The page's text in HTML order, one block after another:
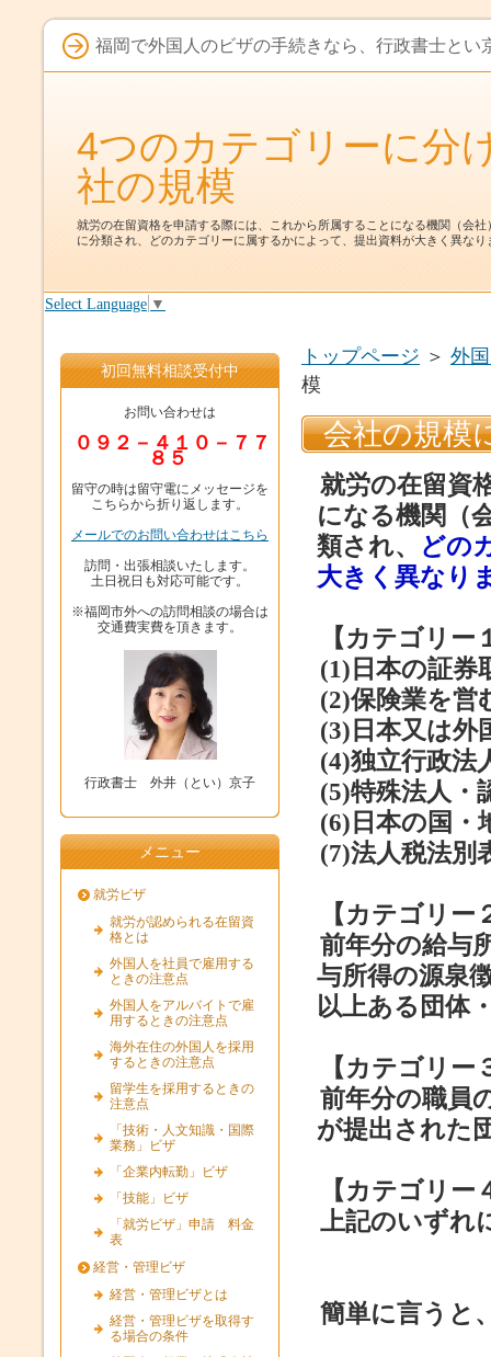
福岡で外国人のビザの手続きなら、行政書士
4つのカテゴリーに分
社の規模
就労の在留資格を申請する際には、これから所属することになる機関（会
に分類され、どのカテゴリーに属するかによって、提出資料が大きく異なり
Select Language ▼
トップページ ＞ 外
模
会社の規模
就労の在留資
になる機関（
類され、
どの
大きく異なり
【カテゴリー
(1)日本の証券
(2)保険業を営
(3)日本又は外
(4)独立行政法
(5)特殊法人・
(6)日本の国・
(7)法人税法別
【カテゴリー
前年分の給与
与所得の源泉
以上ある団体
【カテゴリー
前年分の職員
が提出された
【カテゴリー
上記のいずれ
簡単に言うと
初回無料相談受付中
お問い合わせは
０９２－４１０－７７
８５
留守の時は留守電にメッセージを
こちらから折り返します。
メールでのお問い合わせはこちら
訪問・出張相談いたします。
土日祝日も対応可能です。
※福岡市外への訪問相談の場合は
交通費実費を頂きます。
行政書士 外井（とい）京子
メニュー
就労ビザ
就労が認められる在留資
格とは
外国人を社員で雇用する
ときの注意点
外国人をアルバイトで雇
用するときの注意点
海外在住の外国人を採用
するときの注意点
留学生を採用するときの
注意点
「技術・人文知識・国際
業務」ビザ
「企業内転勤」ビザ
「技能」ビザ
「就労ビザ」申請 料金
表
経営・管理ビザ
経営・管理ビザとは
経営・管理ビザを取得す
る場合の条件